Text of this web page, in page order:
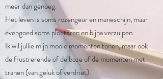
meer dan genoeg.
Het leven is soms rozengeur en maneschijn, maar
evengoed soms ploeteren en bijna verzuipen.
Ik wil jullie mijn mooie momenten tonen, maar ook
de frustrerende of de boze of de momenten met
tranen (van geluk of verdriet).